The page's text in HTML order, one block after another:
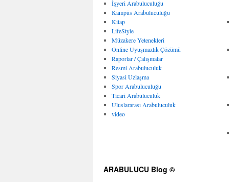
İşyeri Arabuluculuğu
Kampüs Arabuluculuğu
Kitap
LifeStyle
Müzakere Yetenekleri
Online Uyuşmazlık Çözümü
Raporlar / Çalışmalar
Resmi Arabuluculuk
Siyasi Uzlaşma
Spor Arabuluculuğu
Ticari Arabuluculuk
Uluslararası Arabuluculuk
video
ARABULUCU Blog ©